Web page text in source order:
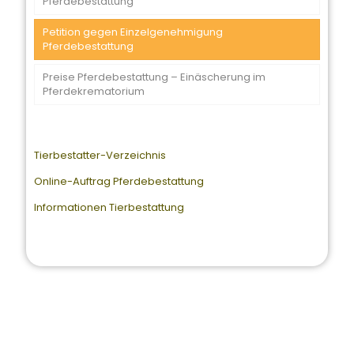
Petition gegen Einzelgenehmigung
Pferdebestattung
Preise Pferdebestattung – Einäscherung im
Pferdekrematorium
Tierbestatter-Verzeichnis
Online-Auftrag Pferdebestattung
Informationen Tierbestattung